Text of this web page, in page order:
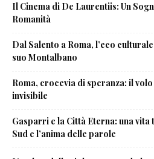
Il Cinema di De Laurentiis: Un
Romanità
Dal Salento a Roma, l’eco
suo Montalbano
Roma, crocevia di speranza: il
invisibile
Gasparri e la Città Eterna: una
Sud e l’anima delle parole